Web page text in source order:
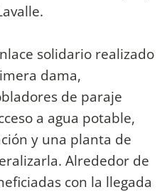
solidario realizado
dama,
de paraje
a agua potable,
y una planta de
Alrededor de
con la llegada